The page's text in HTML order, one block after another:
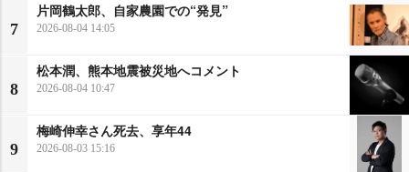
7
片岡鶴太郎、自家農園での“発見”
2026-08-04 14:05
8
松本潤、熊本地震被災地へコメント
2026-08-04 10:47
9
梅崎伸幸さん死去、享年44
2026-08-03 15:16